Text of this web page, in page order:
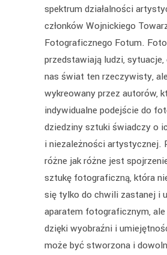
spektrum działalności
członków Wojnickiego
Fotograficznego Fotum.
przedstawiają ludzi,
nas świat ten rzeczywisty,
wykreowany przez autorów,
indywidualne podejście do
dziedziny sztuki świadczy o
i niezależności artystycznej.
różne jak różne jest
sztukę fotograficzną, która
się tylko do chwili zastanej i
aparatem fotograficznym,
dzięki wyobraźni i
może być stworzona i